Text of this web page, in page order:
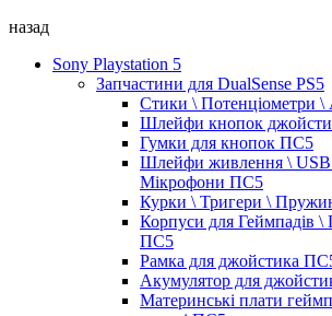
назад
Sony Playstation 5
Запчастини для DualSense PS5
Стики \ Потенціометри
Шлейфи кнопок
Гумки для кнопок ПС5
Шлейфи живлення \
Мікрофони ПС5
Курки \ Тригери \
Корпуси для Геймпадів \
ПС5
Рамка для джойстика
Акумулятор для
Материнські плати